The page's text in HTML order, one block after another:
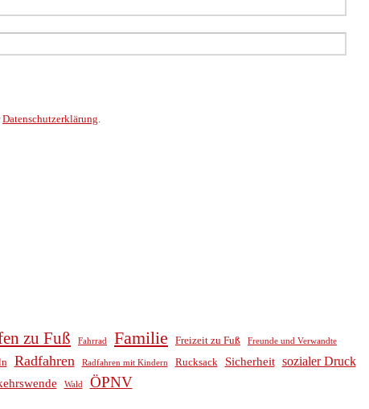
Datenschutzerklärung
zu Fuß Fahrrad Familie Freizeit zu Fuß Freunde und Verwandte
Radfahren Radfahren mit Kindern Rucksack Sicherheit sozialer Druck
Wald ÖPNV